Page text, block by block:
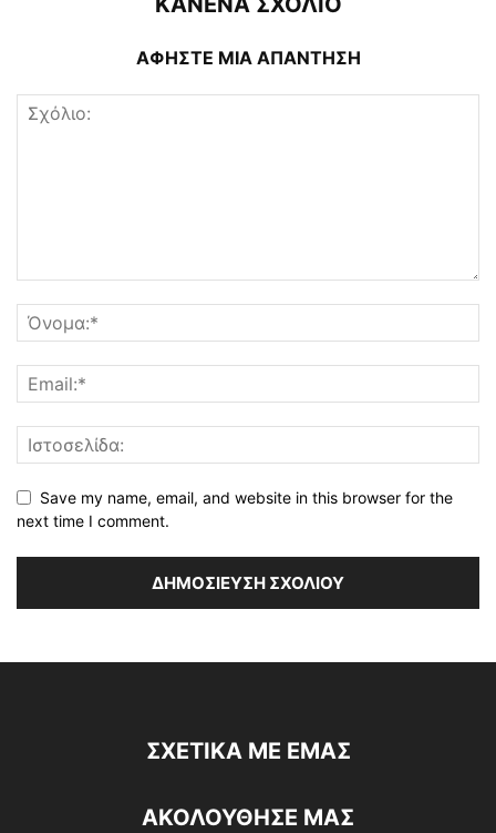
ΑΦΗΣΤΕ ΜΙΑ ΑΠΑΝΤΗΣΗ
Save my name, email, and website in this browser for the
next time I comment.
ΣΧΕΤΙΚΆ ΜΕ ΕΜΆΣ
ΑΚΟΛΟΥΘΗΣΕ ΜΑΣ